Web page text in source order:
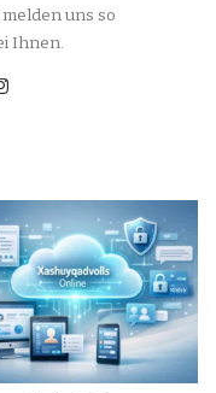
uns so
Ihnen.